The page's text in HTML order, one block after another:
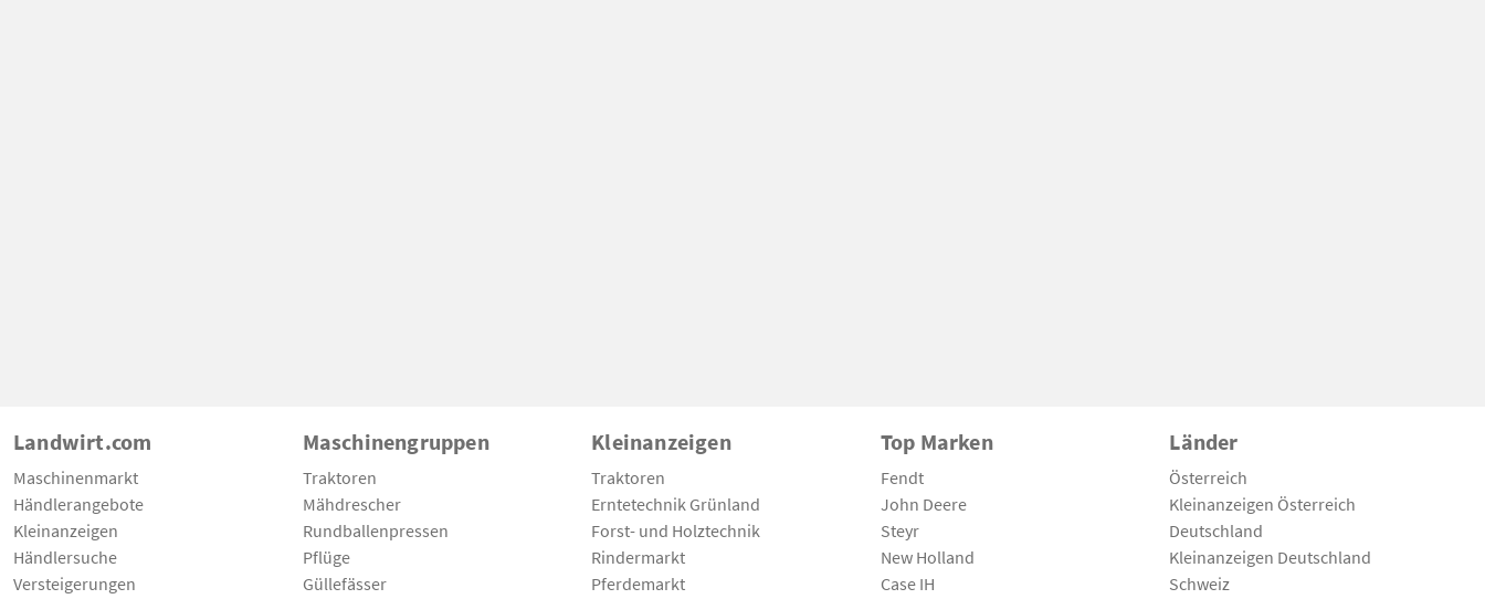
Landwirt.com
Maschinenmarkt
Händlerangebote
Kleinanzeigen
Händlersuche
Versteigerungen
Maschinengruppen
Traktoren
Mähdrescher
Rundballenpressen
Pflüge
Güllefässer
Kleinanzeigen
Traktoren
Erntetechnik Grünland
Forst- und Holztechnik
Rindermarkt
Pferdemarkt
Top Marken
Fendt
John Deere
Steyr
New Holland
Case IH
Länder
Österreich
Kleinanzeigen Österreich
Deutschland
Kleinanzeigen Deutschland
Schweiz